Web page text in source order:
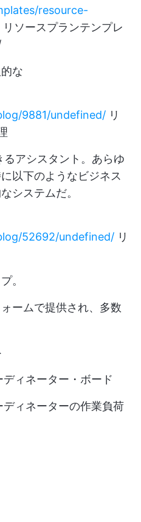
resource-
リソースプランテンプレ
な
9881/undefined/ リ
アシスタント。あらゆ
以下のようなビジネス
システムだ。
52692/undefined/ リ
。
ームで提供され、多数
ィネーター・ボード
ィネーターの作業負荷